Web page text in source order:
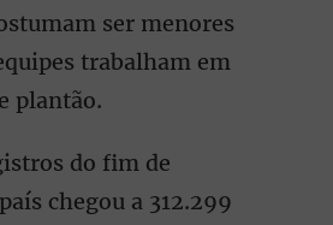
ser menores
trabalham em
plantão.
do fim de
chegou a 312.299